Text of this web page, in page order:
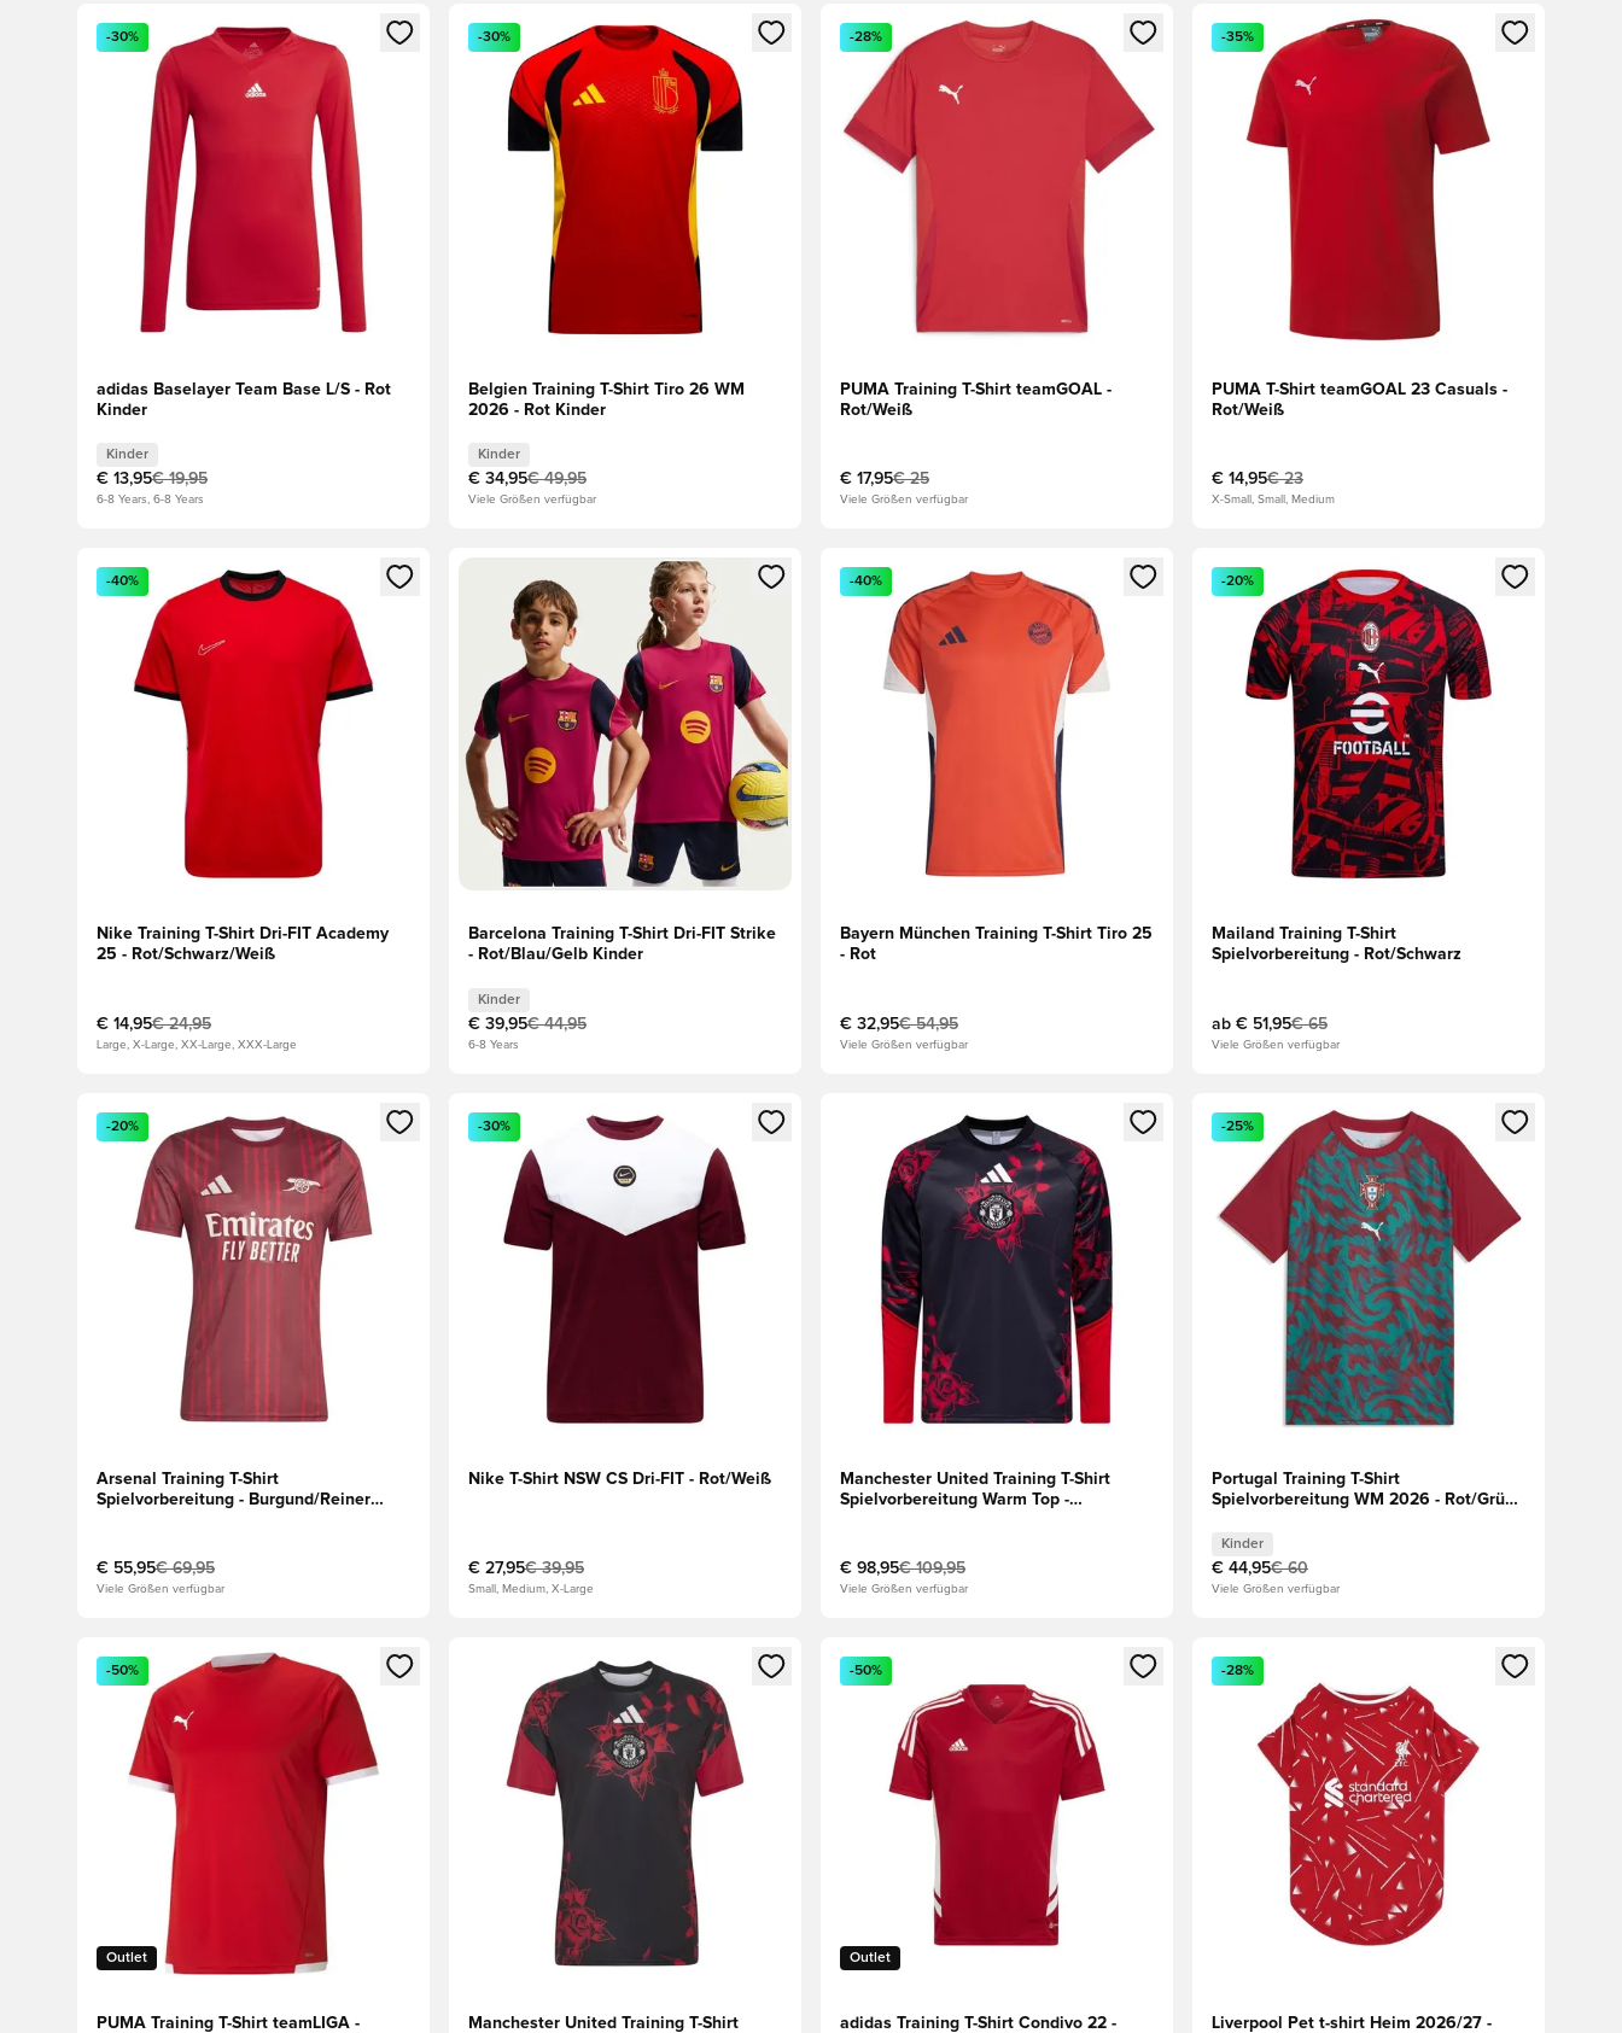
Öffnet ein Fenster zum Anmelden oder Registrieren als Mitglied
-30%
adidas Baselayer Team Base L/S - Rot
Kinder
Kinder
€ 13,95€ 19,95
6-8 Years, 6-8 Years
Öffnet ein Fenster zum Anmelden oder Registrieren als Mitglied
-30%
Belgien Training T-Shirt Tiro 26 WM
2026 - Rot Kinder
Kinder
€ 34,95€ 49,95
Viele Größen verfügbar
Öffnet ein Fenster zum Anmelden oder Registrieren als Mitglied
-28%
PUMA Training T-Shirt teamGOAL -
Rot/Weiß
€ 17,95€ 25
Viele Größen verfügbar
Öffnet ein Fenster zum Anmelden oder
-35%
PUMA T-Shirt teamGOAL 23 Casuals -
Rot/Weiß
€ 14,95€ 23
X-Small, Small, Medium
Öffnet ein Fenster zum Anmelden oder Registrieren als Mitglied
-40%
Nike Training T-Shirt Dri-FIT Academy
25 - Rot/Schwarz/Weiß
€ 14,95€ 24,95
Large, X-Large, XX-Large, XXX-Large
Öffnet ein Fenster zum Anmelden oder Registrieren als Mitglied
Barcelona Training T-Shirt Dri-FIT Strike
- Rot/Blau/Gelb Kinder
Kinder
€ 39,95€ 44,95
6-8 Years
Öffnet ein Fenster zum Anmelden oder Registrieren als Mitglied
-40%
Bayern München Training T-Shirt Tiro 25
- Rot
€ 32,95€ 54,95
Viele Größen verfügbar
Öffnet ein Fenster zum Anmelden oder
-20%
Mailand Training T-Shirt
Spielvorbereitung - Rot/Schwarz
ab € 51,95€ 65
Viele Größen verfügbar
Öffnet ein Fenster zum Anmelden oder Registrieren als Mitglied
-20%
Arsenal Training T-Shirt
Spielvorbereitung - Burgund/Reiner
€ 55,95€ 69,95
Viele Größen verfügbar
Öffnet ein Fenster zum Anmelden oder Registrieren als Mitglied
-30%
Nike T-Shirt NSW CS Dri-FIT - Rot/Weiß
€ 27,95€ 39,95
Small, Medium, X-Large
Öffnet ein Fenster zum Anmelden oder Registrieren als Mitglied
Manchester United Training T-Shirt
Spielvorbereitung Warm Top -
€ 98,95€ 109,95
Viele Größen verfügbar
Öffnet ein Fenster zum Anmelden oder
-25%
Portugal Training T-Shirt
Spielvorbereitung WM 2026 - Rot/Grün
Kinder
€ 44,95€ 60
Viele Größen verfügbar
Öffnet ein Fenster zum Anmelden oder Registrieren als Mitglied
Outlet
-50%
PUMA Training T-Shirt teamLIGA -
Öffnet ein Fenster zum Anmelden oder Registrieren als Mitglied
Manchester United Training T-Shirt
Öffnet ein Fenster zum Anmelden oder Registrieren als Mitglied
Outlet
-50%
adidas Training T-Shirt Condivo 22 -
Öffnet ein Fenster zum Anmelden oder
-28%
Liverpool Pet t-shirt Heim 2026/27 -